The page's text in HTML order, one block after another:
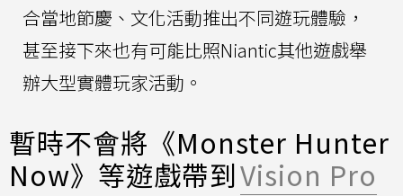
合當地節慶、文化活動推出不同遊玩體驗，
甚至接下來也有可能比照Niantic其他遊戲舉
辦大型實體玩家活動。
暫時不會將《Monster Hunter
Now》等遊戲帶到Vision Pro